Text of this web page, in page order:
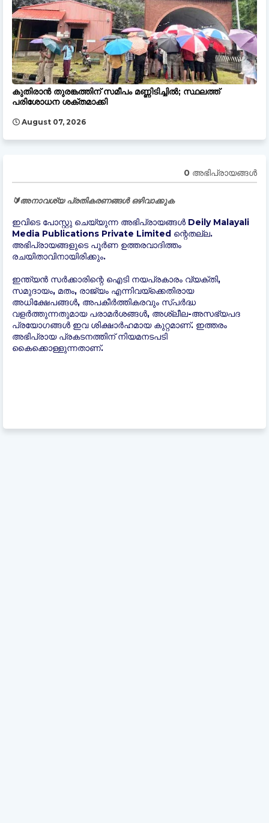
കുതിരാൻ തുരങ്കത്തിന് സമീപം മണ്ണിടിച്ചിൽ; സ്ഥലത്ത്
പരിശോധന ശക്തമാക്കി
August 07, 2026
0 അഭിപ്രായങ്ങള്‍
🔰അനാവശ്യ പ്രതികരണങ്ങൾ ഒഴിവാക്കുക
ഇവിടെ പോസ്റ്റു ചെയ്യുന്ന അഭിപ്രായങ്ങൾ Deily Malayali
Media Publications Private Limited ന്റെതല്ല.
അഭിപ്രായങ്ങളുടെ പൂർണ ഉത്തരവാദിത്തം
രചയിതാവിനായിരിക്കും.
ഇന്ത്യന്‍ സർക്കാരിന്റെ ഐടി നയപ്രകാരം വ്യക്തി,
സമുദായം, മതം, രാജ്യം എന്നിവയ്ക്കെതിരായ
അധിക്ഷേപങ്ങൾ, അപകീർത്തികരവും സ്പർദ്ധ
വളർത്തുന്നതുമായ പരാമർശങ്ങൾ, അശ്ലീല-അസഭ്യപദ
പ്രയോഗങ്ങൾ ഇവ ശിക്ഷാർഹമായ കുറ്റമാണ്. ഇത്തരം
അഭിപ്രായ പ്രകടനത്തിന് നിയമനടപടി
കൈക്കൊള്ളുന്നതാണ്.